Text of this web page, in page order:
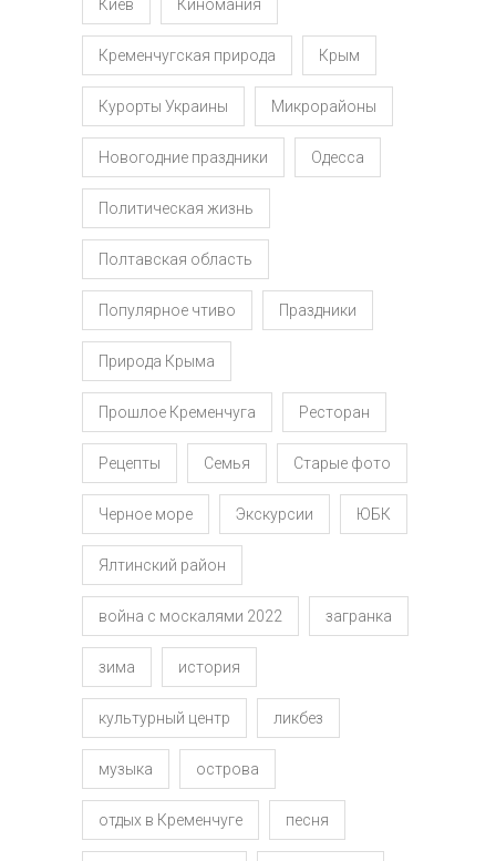
Киев Киномания
Кременчугская природа Крым
Курорты Украины Микрорайоны
Новогодние праздники Одесса
Политическая жизнь
Полтавская область
Популярное чтиво Праздники
Природа Крыма
Прошлое Кременчуга Ресторан
Рецепты Семья Старые фото
Черное море Экскурсии ЮБК
Ялтинский район
война с москалями 2022 загранка
зима история
культурный центр ликбез
музыка острова
отдых в Кременчуге песня